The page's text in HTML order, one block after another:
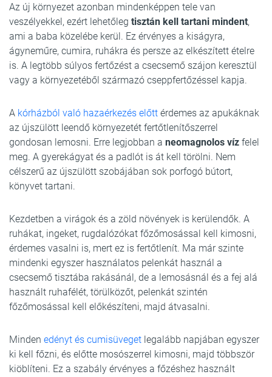
Az új környezet azonban mindenképpen tele van
veszélyekkel, ezért lehetőleg tisztán kell tartani mindent,
ami a baba közelébe kerül. Ez érvényes a kiságyra,
ágyneműre, cumira, ruhákra és persze az elkészített ételre
is. A legtöbb súlyos fertőzést a csecsemő szájon keresztül
vagy a környezetéből származó cseppfertőzéssel kapja.
A kórházból való hazaérkezés előtt érdemes az apukáknak
az újszülött leendő környezetét fertőtlenítőszerrel
gondosan lemosni. Erre legjobban a neomagnolos víz felel
meg. A gyerekágyat és a padlót is át kell törölni. Nem
célszerű az újszülött szobájában sok porfogó bútort,
könyvet tartani.
Kezdetben a virágok és a zöld növények is kerülendők. A
ruhákat, ingeket, rugdalózókat főzőmosással kell kimosni,
érdemes vasalni is, mert ez is fertőtlenít. Ma már szinte
mindenki egyszer használatos pelenkát használ a
csecsemő tisztába rakásánál, de a lemosásnál és a fej alá
használt ruhafélét, törülközőt, pelenkát szintén
főzőmosással kell előkészíteni, majd átvasalni.
Minden edényt és cumisüveget legalább napjában egyszer
ki kell főzni, és előtte mosószerrel kimosni, majd többször
kiöblíteni. Ez a szabály érvényes a főzéshez használt